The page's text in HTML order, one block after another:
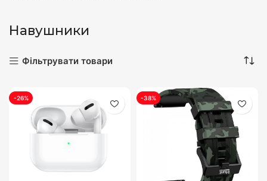
Навушники
Фільтрувати товари
-26% -38%